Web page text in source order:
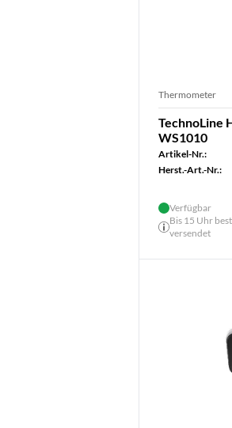
Thermometer
TechnoLine
WS1010
Artikel-Nr.:
Herst.-Art.-Nr.:
Verfügbar
Bis 15 Uhr
versendet